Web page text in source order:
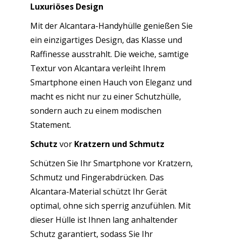
Luxuriöses Design
Mit der Alcantara-Handyhülle genießen Sie
ein einzigartiges Design, das Klasse und
Raffinesse ausstrahlt. Die weiche, samtige
Textur von Alcantara verleiht Ihrem
Smartphone einen Hauch von Eleganz und
macht es nicht nur zu einer Schutzhülle,
sondern auch zu einem modischen
Statement.
Schutz vor Kratzern und Schmutz
Schützen Sie Ihr Smartphone vor Kratzern,
Schmutz und Fingerabdrücken. Das
Alcantara-Material schützt Ihr Gerät
optimal, ohne sich sperrig anzufühlen. Mit
dieser Hülle ist Ihnen lang anhaltender
Schutz garantiert, sodass Sie Ihr